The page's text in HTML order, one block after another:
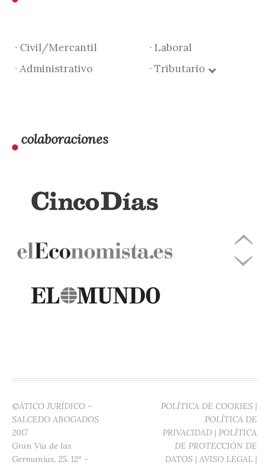
· Civil/Mercantil
· Laboral
· Administrativo
· Tributario
colaboraciones
©ÁTICO JURÍDICO -
SALCEDO ABOGADOS
2017
Gran Vía de las
Germanías, 25. 12ª -
POLÍTICA DE COOKIES |
POLÍTICA DE
PRIVACIDAD | POLÍTICA
DE PROTECCIÓN DE
DATOS | AVISO LEGAL |